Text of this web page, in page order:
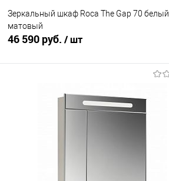
16
Зеркальный шкаф Roca The Gap 70 белый
матовый
46 590 руб. / шт